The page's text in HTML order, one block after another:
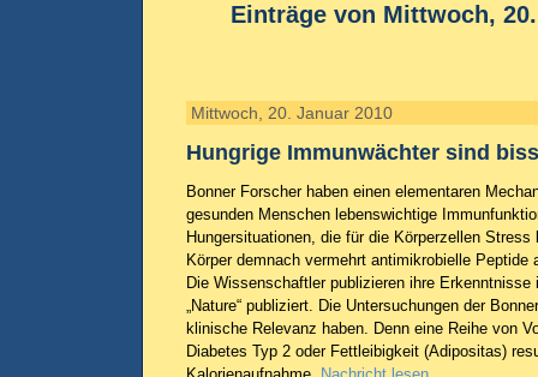
Einträge von Mittwoch,
Mittwoch, 20. Januar 2010
Hungrige Immunwächter sind
Bonner Forscher haben einen elementaren
gesunden Menschen lebenswichtige
Hungersituationen, die für die Körperzellen
Körper demnach vermehrt antimikrobielle
Die Wissenschaftler publizieren ihre
„Nature“ publiziert. Die Untersuchungen der
klinische Relevanz haben. Denn eine Reihe von
Diabetes Typ 2 oder Fettleibigkeit (Adipositas)